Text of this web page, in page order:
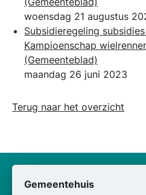
woensdag 21 augustus
Subsidieregeling
Kampioenschap
(Gemeenteblad)
maandag 26 juni 2023
Terug naar het overzicht
Gemeentehuis